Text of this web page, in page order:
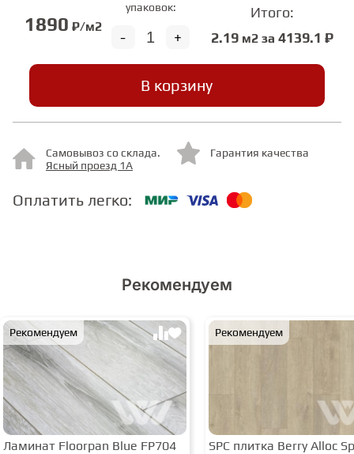
ИСКУССТВЕННАЯ ТРАВА
ИНЖЕНЕРНЫЙ МОДУЛЬ
ФАНЕРА
ЛАМИНАТ SWF
1890 ₽/м2
упаковок:
+
-
Итого:
2.19м2 за 4139.1 ₽
В корзину
Самовывоз со склада.
Ясный проезд 1А
Гарантия качества
Оплатить легко:
Рекомендуем
Рекомендуем
Ламинат Floorpan Blue FP704
Рекомендуем
SPC плитка Berry Alloc